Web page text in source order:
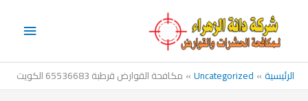
المحتوى
الرئيسية Uncategorized مكافحة القوارض قرطبة 65536683 الكويت